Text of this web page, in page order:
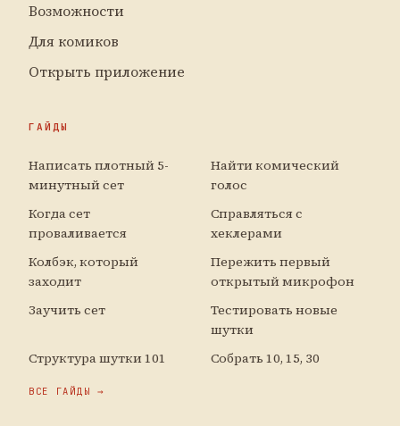
Возможности
Для комиков
Открыть приложение
ГАЙДЫ
Написать плотный 5-
минутный сет
Найти комический
голос
Когда сет
проваливается
Справляться с
хеклерами
Колбэк, который
заходит
Пережить первый
открытый микрофон
Заучить сет
Тестировать новые
шутки
Структура шутки 101
Собрать 10, 15, 30
ВСЕ ГАЙДЫ →